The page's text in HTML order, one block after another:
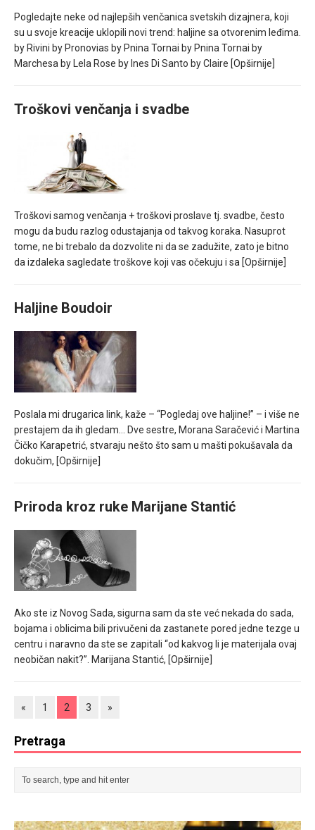
Pogledajte neke od najlepših venčanica svetskih dizajnera, koji
su u svoje kreacije uklopili novi trend: haljine sa otvorenim leđima.
by Rivini by Pronovias by Pnina Tornai by Pnina Tornai by
Marchesa by Lela Rose by Ines Di Santo by Claire [Opširnije]
Troškovi venčanja i svadbe
Troškovi samog venčanja + troškovi proslave tj. svadbe, često
mogu da budu razlog odustajanja od takvog koraka. Nasuprot
tome, ne bi trebalo da dozvolite ni da se zadužite, zato je bitno
da izdaleka sagledate troškove koji vas očekuju i sa [Opširnije]
Haljine Boudoir
Poslala mi drugarica link, kaže – “Pogledaj ove haljine!” – i više ne
prestajem da ih gledam… Dve sestre, Morana Saračević i Martina
Čičko Karapetrić, stvaraju nešto što sam u mašti pokušavala da
dokučim, [Opširnije]
Priroda kroz ruke Marijane Stantić
Ako ste iz Novog Sada, sigurna sam da ste već nekada do sada,
bojama i oblicima bili privučeni da zastanete pored jedne tezge u
centru i naravno da ste se zapitali “od kakvog li je materijala ovaj
neobičan nakit?”. Marijana Stantić, [Opširnije]
« 1 2 3 »
Pretraga